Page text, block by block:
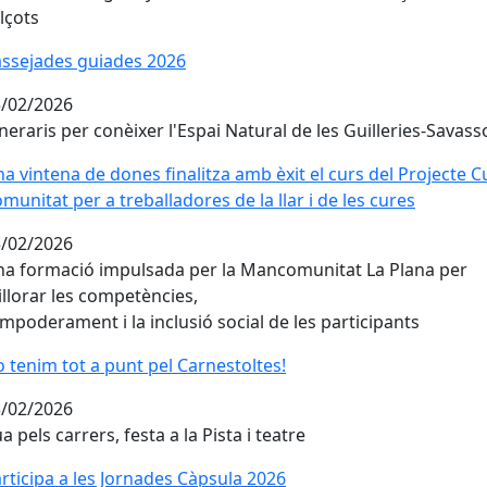
guiades 2026
guiades 2026
02/2026
per conèixer l'Espai Natural de les Guilleries-
vintena de dones finalitza amb èxit el curs del Projecte
per a treballadores de la llar i de les cures
vintena de dones finalitza amb èxit el curs del Projecte
per a treballadores de la llar i de les cures
02/2026
formació impulsada per la Mancomunitat La Plana per
les competències,
i la inclusió social de les participants
tenim tot a punt pel Carnestoltes!
tenim tot a punt pel Carnestoltes!
02/2026
pels carrers, festa a la Pista i teatre
a les Jornades Càpsula 2026
a les Jornades Càpsula 2026